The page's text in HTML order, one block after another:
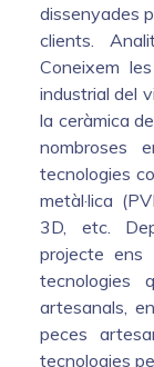
dissenyades
clients.
Coneixem
industrial del
la ceràmica
nombroses
tecnologies
metàl·lica
3D, etc.
projecte ens
tecnologies
artesanals,
peces
tecnologies